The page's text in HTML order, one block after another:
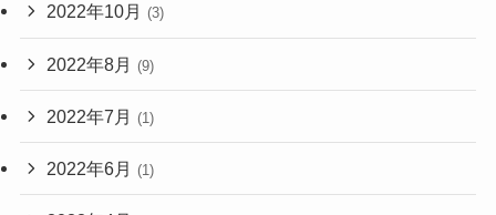
2022年10月 (3)
2022年8月 (9)
2022年7月 (1)
2022年6月 (1)